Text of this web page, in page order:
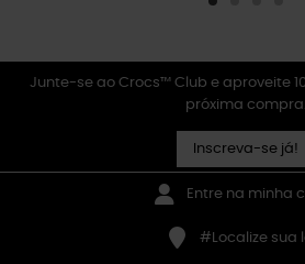
Junte-se ao Crocs™ Club e aproveite
próxima compra.
Inscreva-se já!
Entre na minha
#Localize sua